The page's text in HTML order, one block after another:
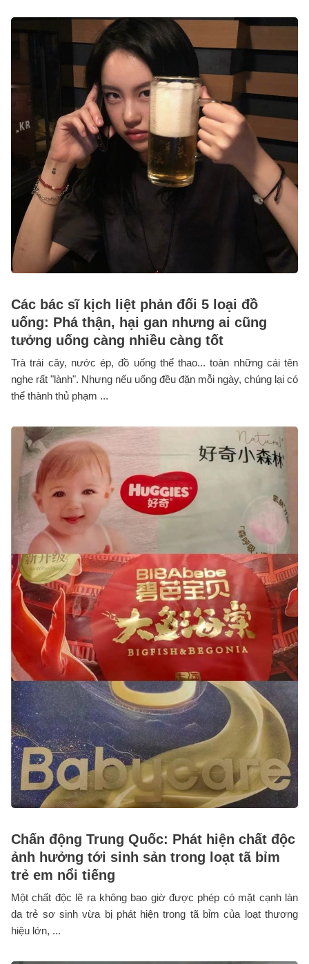
Các bác sĩ kịch liệt phản đối 5 loại đồ
uống: Phá thận, hại gan nhưng ai cũng
tưởng uống càng nhiều càng tốt
Trà trái cây, nước ép, đồ uống thể thao... toàn những cái tên
nghe rất "lành". Nhưng nếu uống đều đặn mỗi ngày, chúng lại có
thể thành thủ phạm ...
Chấn động Trung Quốc: Phát hiện chất độc
ảnh hưởng tới sinh sản trong loạt tã bỉm
trẻ em nổi tiếng
Một chất độc lẽ ra không bao giờ được phép có mặt cạnh làn
da trẻ sơ sinh vừa bị phát hiện trong tã bỉm của loạt thương
hiệu lớn, ...